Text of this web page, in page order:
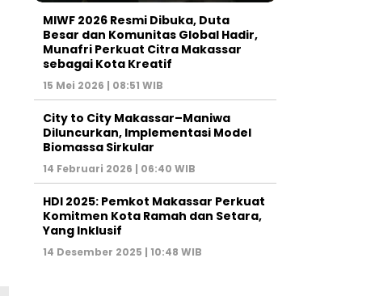
MIWF 2026 Resmi Dibuka, Duta
Besar dan Komunitas Global Hadir,
Munafri Perkuat Citra Makassar
sebagai Kota Kreatif
15 Mei 2026 | 08:51 WIB
City to City Makassar–Maniwa
Diluncurkan, Implementasi Model
Biomassa Sirkular
14 Februari 2026 | 06:40 WIB
HDI 2025: Pemkot Makassar Perkuat
Komitmen Kota Ramah dan Setara,
Yang Inklusif
14 Desember 2025 | 10:48 WIB